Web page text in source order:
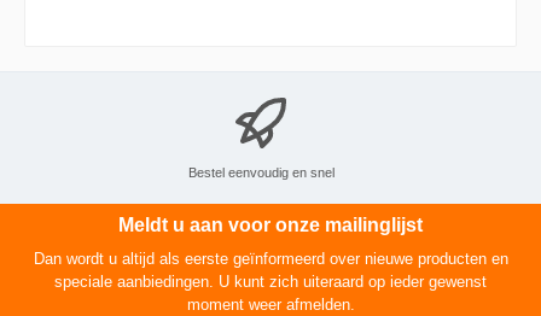
Bestel eenvoudig en snel
Meldt u aan voor onze mailinglijst
Dan wordt u altijd als eerste geïnformeerd over nieuwe producten en
speciale aanbiedingen. U kunt zich uiteraard op ieder gewenst
moment weer afmelden.